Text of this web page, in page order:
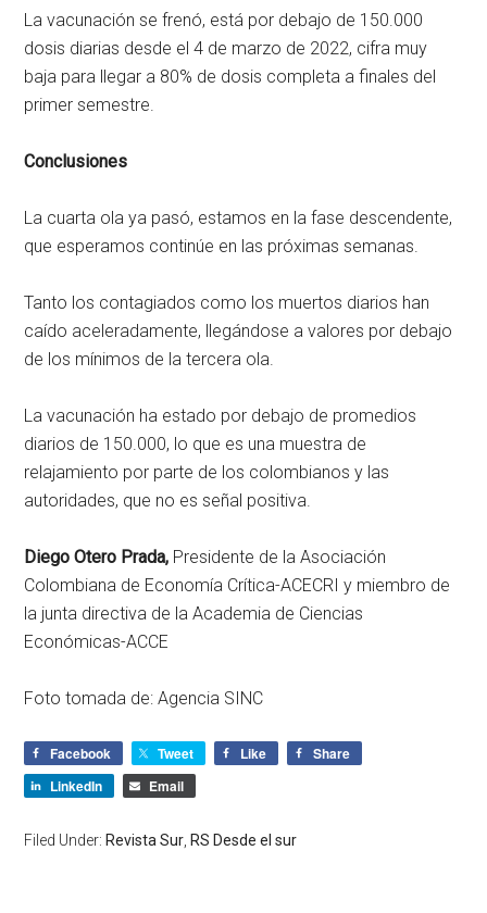
La vacunación se frenó, está por debajo de 150.000
dosis diarias desde el 4 de marzo de 2022, cifra muy
baja para llegar a 80% de dosis completa a finales del
primer semestre.
Conclusiones
La cuarta ola ya pasó, estamos en la fase descendente,
que esperamos continúe en las próximas semanas.
Tanto los contagiados como los muertos diarios han
caído aceleradamente, llegándose a valores por debajo
de los mínimos de la tercera ola.
La vacunación ha estado por debajo de promedios
diarios de 150.000, lo que es una muestra de
relajamiento por parte de los colombianos y las
autoridades, que no es señal positiva.
Diego Otero Prada, Presidente de la Asociación
Colombiana de Economía Crítica-ACECRI y miembro de
la junta directiva de la Academia de Ciencias
Económicas-ACCE
Foto tomada de: Agencia SINC
Facebook Tweet Like
Share
LinkedIn
Email
Filed Under: Revista Sur RS Desde el sur